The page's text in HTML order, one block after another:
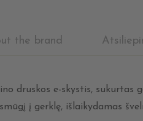
the brand
druskos e-skystis, sukurtas
į gerklę, išlaikydamas